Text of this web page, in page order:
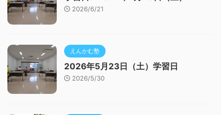
2026/6/21
えんかむ塾
2026年5月23日（土）学習日
2026/5/30